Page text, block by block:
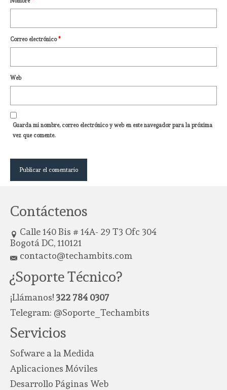
Correo electrónico*
Web
Guarda mi nombre, correo electrónico y web en este navegador para la próxima
vez que comente.
Contáctenos
Calle 140 Bis # 14A- 29 T3 Ofc 304
Bogotá DC, 110121
contacto@techambits.com
¿Soporte Técnico?
¡Llámanos! 322 784 0307
Telegram: @Soporte_Techambits
Servicios
Sofware a la Medida
Aplicaciones Móviles
Desarrollo Páginas Web